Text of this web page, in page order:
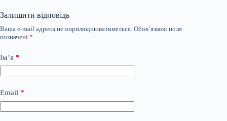
Залишити відповідь
Ваша e-mail адреса не оприлюднюватиметься. Обов’язкові поля
позначені *
Ім’я *
Email *